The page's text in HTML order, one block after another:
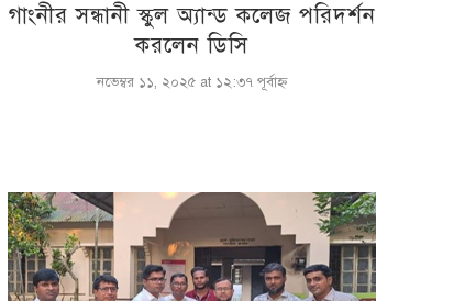
গাংনীর সন্ধানী স্কুল অ্যান্ড কলেজ পরিদর্শন
করলেন ডিসি
নভেম্বর ১১, ২০২৫ at ১২:৩৭ পূর্বাহ্ণ